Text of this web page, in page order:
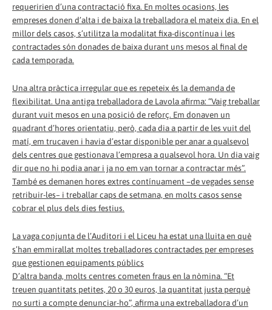
requeririen d’una contractació fixa. En moltes ocasions, les
empreses donen d’alta i de baixa la treballadora el mateix dia. En el
millor dels casos, s’utilitza la modalitat fixa-discontínua i les
contractades són donades de baixa durant uns mesos al final de
cada temporada.
Una altra pràctica irregular que es repeteix és la demanda de
flexibilitat. Una antiga treballadora de Lavola afirma: “Vaig treballar
durant vuit mesos en una posició de reforç. Em donaven un
quadrant d’hores orientatiu, però, cada dia a partir de les vuit del
matí, em trucaven i havia d’estar disponible per anar a qualsevol
dels centres que gestionava l’empresa a qualsevol hora. Un dia vaig
dir que no hi podia anar i ja no em van tornar a contractar més”.
També es demanen hores extres contínuament –de vegades sense
retribuir-les– i treballar caps de setmana, en molts casos sense
cobrar el plus dels dies festius.
La vaga conjunta de l’Auditori i el Liceu ha estat una lluita en què
s’han emmirallat moltes treballadores contractades per empreses
que gestionen equipaments públics
D’altra banda, molts centres cometen fraus en la nòmina. “Et
treuen quantitats petites, 20 o 30 euros, la quantitat justa perquè
no surti a compte denunciar-ho”, afirma una extreballadora d’un